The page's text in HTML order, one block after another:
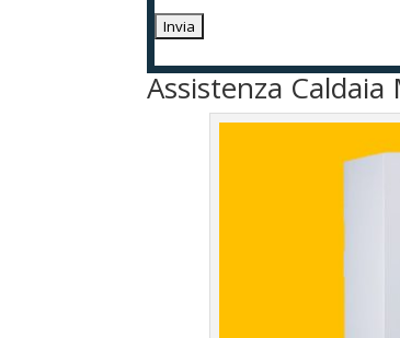
Assistenza